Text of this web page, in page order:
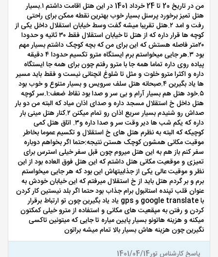
من در تاریخ 20 تا 24 خرداد 1401 در این هتل اقامت داشتم ۱.بسیار
هتل تمیز برخورد پرسنل بسیار خوب بهترین نقطه ممکن برای راحتی
رفت و امد ۲.هتل تقریبا میشه گفت وسط خیابان استقلال داخل یکی از
کوچه ها قرار داره که از هتل تا خیابان استقلال فقط ۳۰ ثانیه و حدودا
۲۰متر فاصله هستش که این برای من که بچه کوچک داشتم بسیار مهم
بود ۳.هر جایی میخواستم برم ایستگاه مترو تکسیم حدودا ۴ دقیقه
پیاده روی داره تماما همه جا با مترو رفتم چون برای همه جا ایستگاه
داره و اکثرا مترو خلوت و مثل تا شلوغ انچنانی نیست و فقط باید مسیر
ها یاد بگیرین ۴.صبحانه هتل سلف سرویس و بسیار متنوع و خوب بود
۵.خود هتل هم بسیار آرام و بی سر و صدا بود نقاط ضعف:۱.سر کوچه
هتل داخل خ استقلال مسجد داره و صدای اذان میاد که البته من دو بار
صداش رو شنیدم بسیار سریع اذان رو تمام میکنن ۲.کنار هتل مینی بار
داره که یکم شب ها دیر وقت سر و صدا داره و۳. اتاق هتل کمی
کوچیکه که البته به نظرم هتل های خ استقلال و تکسیم عموما بخاطر
موقیت مکانی همشون کوچک هستن نتیجه:حتما اگر بخواهم دوباره
سفر کنم باز هم به این هتل میروم چون قبل سفر خیلی استرس برای
تمیزی و موقعیت مکانی هتل داشتم که این هتل فوق العاده بود از این
نظر و موقیت عالی یکی از جذابیتهاش این بود که هر جایی میخواستم
برم و بر گردم هتل باید از خ استقلال میرفتم که این خیابان خودش به
عنوان قلب تپنده استانبول برام جذاب بود حتما اگر بلد نیستین کار کردن
با google translate و gps یاد یاد بگیرین چون تو ارتباط برقرار
کردن و رفتن به مپقعیت های مکانی و استفاده از مترو خیلی کمکتون
میکنه و هزینه هاتونو بسیار پایین میاره تا جایی که میتونین تاکسی
نگیرین چون هزینه هاش بسیار بالا تمام میشه براتون
پاسخ کارشناس تور1401/04/14